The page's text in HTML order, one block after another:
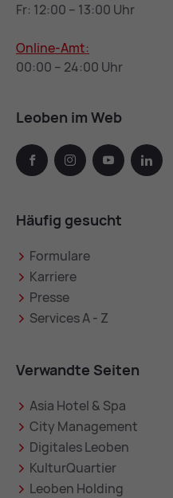
Fr: 12:00 – 13:00 Uhr
Online-Amt:
00:00 – 24:00 Uhr
Leoben im Web
facebook instagramyoutube
Häufig gesucht
Formulare
Karriere
Presse
Services A - Z
Verwandte Seiten
Asia Hotel & Spa
City Management
Digitales Leoben
KulturQuartier
Leoben Holding